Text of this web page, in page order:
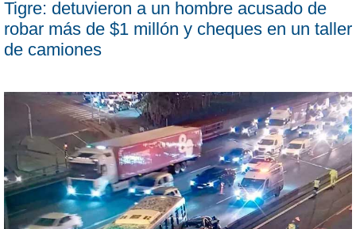
Tigre: detuvieron a un hombre acusado de
robar más de $1 millón y cheques en un taller
de camiones